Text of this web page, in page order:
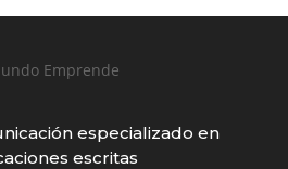
especializado en
escritas